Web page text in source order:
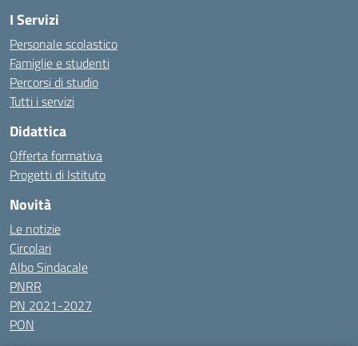
I Servizi
Personale scolastico
Famiglie e studenti
Percorsi di studio
Tutti i servizi
Didattica
Offerta formativa
Progetti di Istituto
Novità
Le notizie
Circolari
Albo Sindacale
PNRR
PN 2021-2027
PON